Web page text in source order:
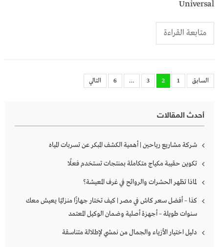
Universal
متابعة القراءة
تعدد
المقالات
السابق 1
2
3
…
6 التالي
أحدث المقالات
شركة مشاريع رياحين | أهمية الكشف المبكر عن تسربات المياه
تكوين حقيبة مكياج متكاملة بمنتجات تستخدم فعلًا
لماذا تظهر الحشرات والروائح في غرف المعيشة؟
كذا – أفضل سعر كاش في مصر | كيف تختار جهازًا منزليًا يعيش معك
سنوات طويلة – أجهزة أصلية وضمان الوكيل المعتمد
دليل اختيار الأزياء والجمال من نمشي لإطلالة متناسقة